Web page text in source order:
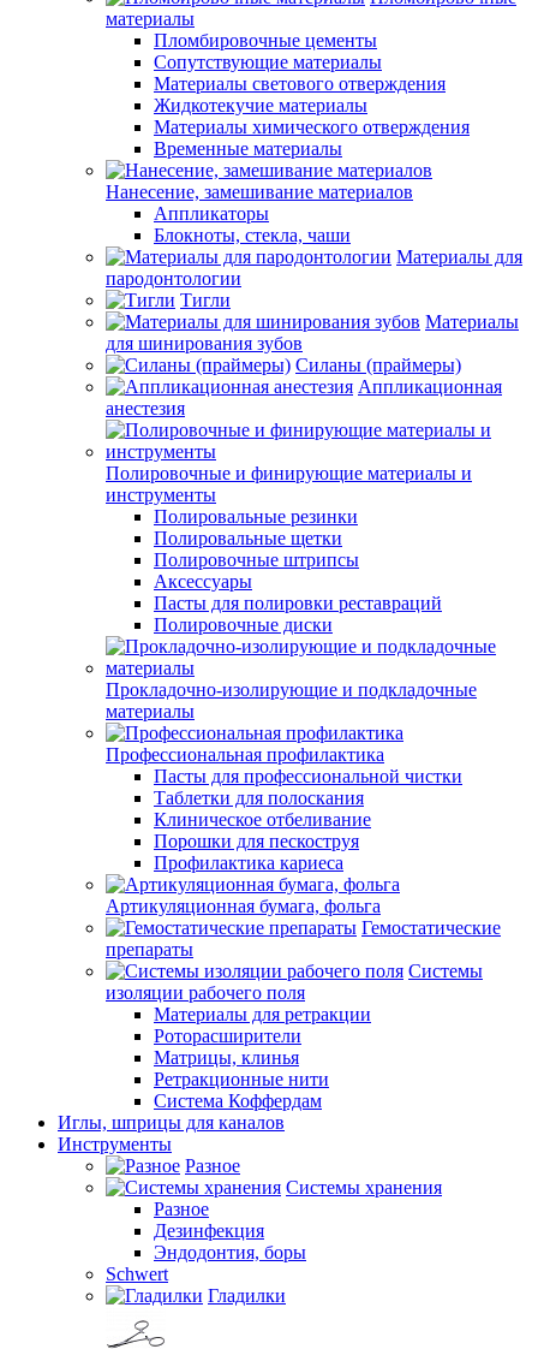
материалы
Пломбировочные цементы
Сопутствующие материалы
Материалы светового отверждения
Жидкотекучие материалы
Материалы химического отверждения
Временные материалы
Нанесение, замешивание материалов
Аппликаторы
Блокноты, стекла, чаши
Материалы для
пародонтологии
Тигли
Материалы
для шинирования зубов
Силаны (праймеры)
Аппликационная
анестезия
Полировочные и финирующие материалы и
инструменты
Полировальные резинки
Полировальные щетки
Полировочные штрипсы
Аксессуары
Пасты для полировки реставраций
Полировочные диски
Прокладочно-изолирующие и подкладочные
материалы
Профессиональная профилактика
Пасты для профессиональной чистки
Таблетки для полоскания
Клиническое отбеливание
Порошки для пескоструя
Профилактика кариеса
Артикуляционная бумага, фольга
Гемостатические
препараты
Системы
изоляции рабочего поля
Материалы для ретракции
Роторасширители
Матрицы, клинья
Ретракционные нити
Система Коффердам
Иглы, шприцы для каналов
Инструменты
Разное
Системы хранения
Разное
Дезинфекция
Эндодонтия, боры
Schwert
Гладилки